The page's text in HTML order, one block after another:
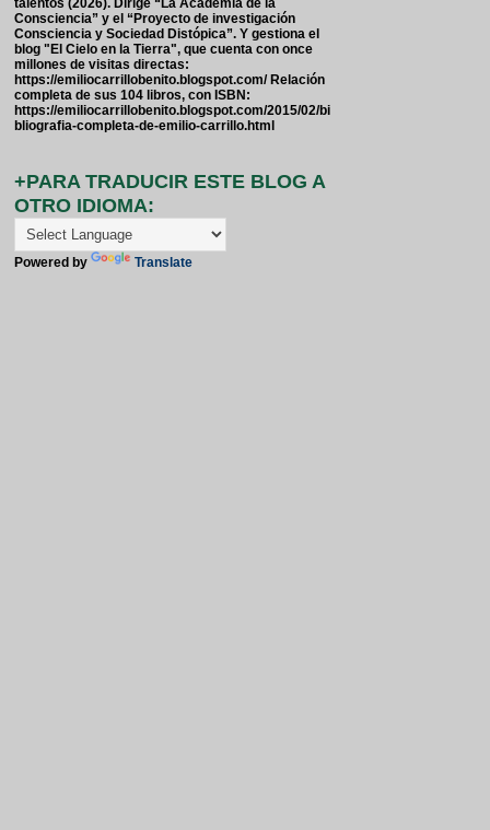
talentos (2026). Dirige “La Academia de la
Consciencia” y el “Proyecto de investigación
Consciencia y Sociedad Distópica”. Y gestiona el
blog "El Cielo en la Tierra", que cuenta con once
millones de visitas directas:
https://emiliocarrillobenito.blogspot.com/ Relación
completa de sus 104 libros, con ISBN:
https://emiliocarrillobenito.blogspot.com/2015/02/bi
bliografia-completa-de-emilio-carrillo.html
+PARA TRADUCIR ESTE BLOG A
OTRO IDIOMA:
Powered by Translate